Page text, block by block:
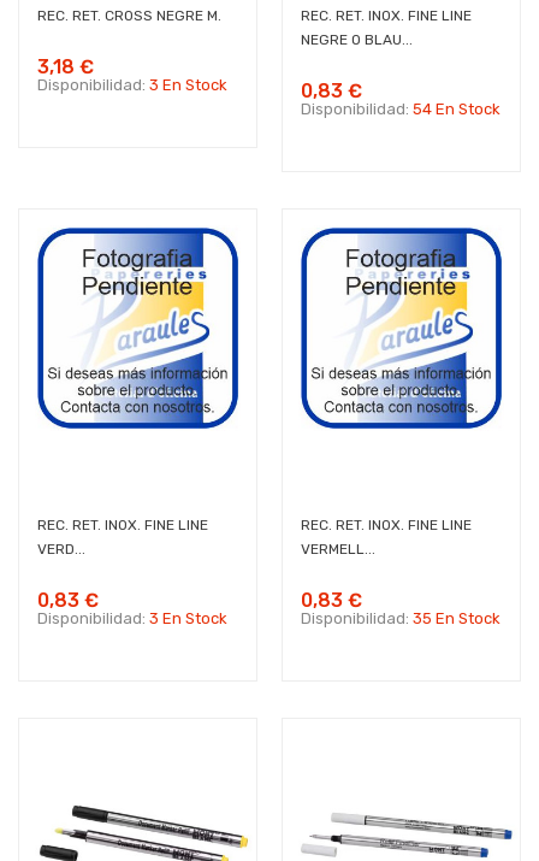
REC. RET. CROSS NEGRE M.
3,18 €
Disponibilidad: 3 En Stock
REC. RET. INOX. FINE LINE
NEGRE O BLAU...
0,83 €
Disponibilidad: 54 En Stock
REC. RET. INOX. FINE LINE
VERD...
0,83 €
Disponibilidad: 3 En Stock
REC. RET. INOX. FINE LINE
VERMELL...
0,83 €
Disponibilidad: 35 En Stock